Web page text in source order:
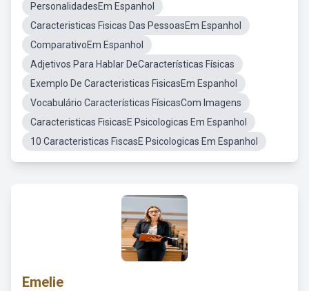
PersonalidadesEm Espanhol
Caracteristicas Fisicas Das PessoasEm Espanhol
ComparativoEm Espanhol
Adjetivos Para Hablar DeCaracterísticas Físicas
Exemplo De Caracteristicas FisicasEm Espanhol
Vocabulário Características FísicasCom Imagens
Caracteristicas FisicasE Psicologicas Em Espanhol
10 Caracteristicas FiscasE Psicologicas Em Espanhol
Emelie